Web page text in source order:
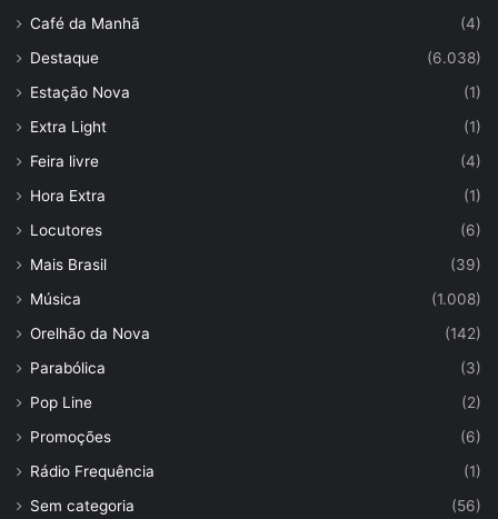
Café da Manhã
(4)
Destaque
(6.038)
Estação Nova
(1)
Extra Light
(1)
Feira livre
(4)
Hora Extra
(1)
Locutores
(6)
Mais Brasil
(39)
Música
(1.008)
Orelhão da Nova
(142)
Parabólica
(3)
Pop Line
(2)
Promoções
(6)
Rádio Frequência
(1)
Sem categoria
(56)